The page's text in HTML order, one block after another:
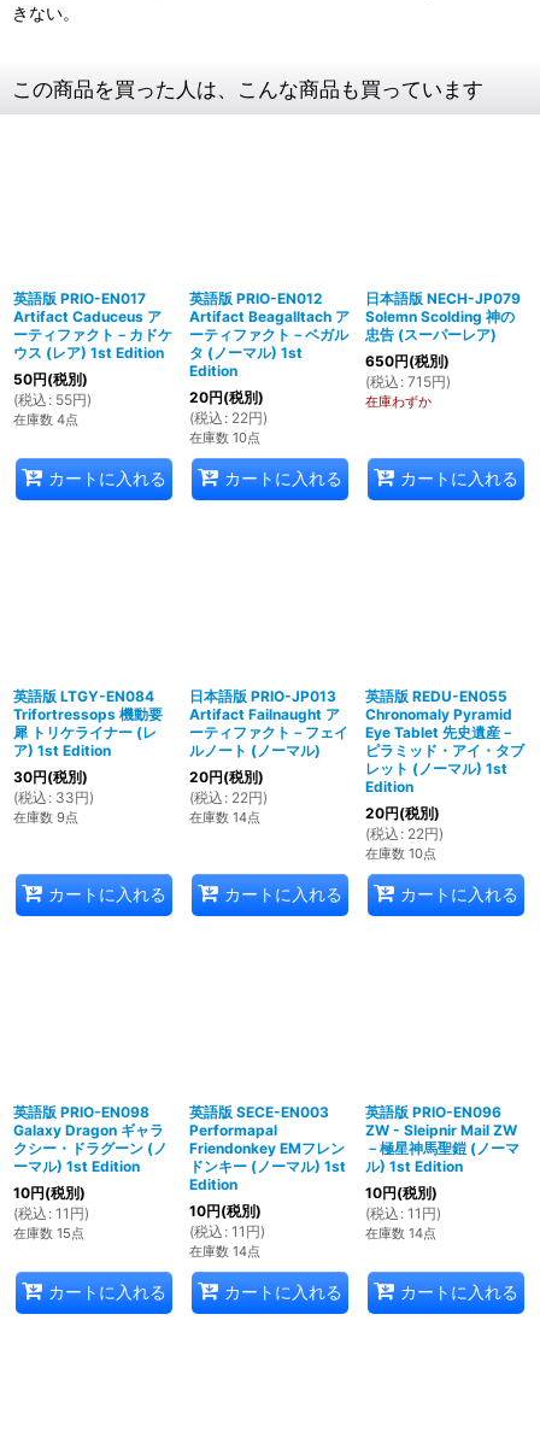
きない。
この商品を買った人は、こんな商品も買っています
英語版 PRIO-EN017
Artifact Caduceus ア
ーティファクト－カドケ
ウス (レア) 1st Edition
50円(税別)
(税込 : 55円)
在庫数 4点
カートに入れる
英語版 PRIO-EN012
Artifact Beagalltach ア
ーティファクト－ベガル
タ (ノーマル) 1st
Edition
20円(税別)
(税込 : 22円)
在庫数 10点
カートに入れる
日本語版 NECH-JP079
Solemn Scolding 神の
忠告 (スーパーレア)
650円(税別)
(税込 : 715円)
在庫わずか
カートに入れる
英語版 LTGY-EN084
Trifortressops 機動要
犀 トリケライナー (レ
ア) 1st Edition
30円(税別)
(税込 : 33円)
在庫数 9点
カートに入れる
日本語版 PRIO-JP013
Artifact Failnaught ア
ーティファクト－フェイ
ルノート (ノーマル)
20円(税別)
(税込 : 22円)
在庫数 14点
カートに入れる
英語版 REDU-EN055
Chronomaly Pyramid
Eye Tablet 先史遺産－
ピラミッド・アイ・タブ
レット (ノーマル) 1st
Edition
20円(税別)
(税込 : 22円)
在庫数 10点
カートに入れる
英語版 PRIO-EN098
Galaxy Dragon ギャラ
クシー・ドラグーン (ノ
ーマル) 1st Edition
10円(税別)
(税込 : 11 円)
在庫数 15点
カートに入れる
英語版 SECE-EN003
Performapal
Friendonkey EMフレン
ドンキー (ノーマル) 1st
Edition
10円(税別)
(税込 : 11 円)
在庫数 14点
カートに入れる
英語版 PRIO-EN096
ZW - Sleipnir Mail ZW
－極星神馬聖鎧 (ノーマ
ル) 1st Edition
10円(税別)
(税込 : 11 円)
在庫数 14点
カートに入れる